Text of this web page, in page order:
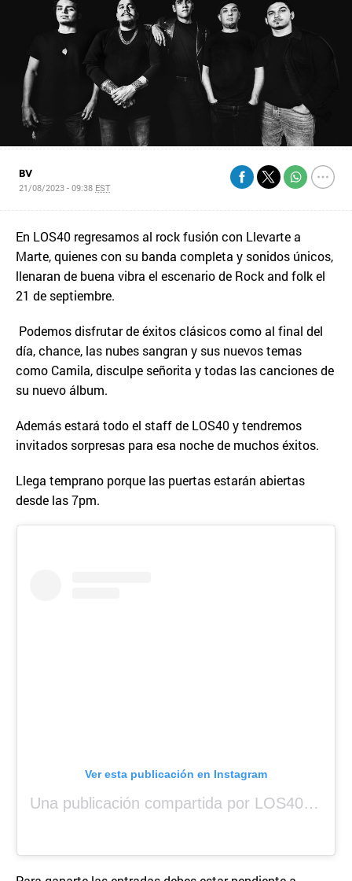
BV
21/08/2023 - 09:38 EST
En LOS40 regresamos al rock fusión con Llevarte a
Marte, quienes con su banda completa y sonidos únicos,
llenaran de buena vibra el escenario de Rock and folk el
21 de septiembre.
Podemos disfrutar de éxitos clásicos como al final del
día, chance, las nubes sangran y sus nuevos temas
como Camila, disculpe señorita y todas las canciones de
su nuevo álbum.
Además estará todo el staff de LOS40 y tendremos
invitados sorpresas para esa noche de muchos éxitos.
Llega temprano porque las puertas estarán abiertas
desde las 7pm.
Ver esta publicación en Instagram
Una publicación compartida por LOS40 Panamá (@los40panama)